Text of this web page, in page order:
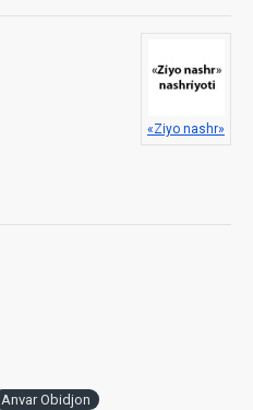
«Ziyo nashr»
Anvar Obidjon